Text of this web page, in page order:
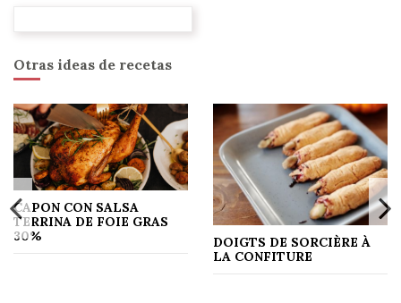
Otras ideas de recetas
CAPON CON SALSA
TERRINA DE FOIE GRAS
30%
DOIGTS DE SORCIÈRE À
LA CONFITURE